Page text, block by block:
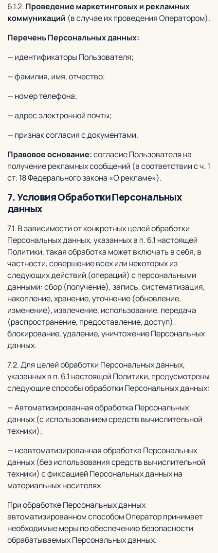
6.1.2. Проведение маркетинговых и рекламных
коммуникаций (в случае их проведения Оператором).
Перечень Персональных данных:
— идентификаторы Пользователя;
— фамилия, имя, отчество;
— номер телефона;
— адрес электронной почты;
— признак согласия с документами.
Правовое основание:согласие Пользователя на
получение рекламных сообщений (в соответствии с ч. 1
ст. 18 Федерального закона «О рекламе»).
7. Условия Обработки Персональных
данных
7.1. В зависимости от конкретных целей обработки
Персональных данных, указанных в п. 6.1 настоящей
Политики, такая обработка может включать в себя, в
частности, совершение всех или некоторых из
следующих действий (операций) с персональными
данными: сбор (получение), запись, систематизация,
накопление, хранение, уточнение (обновление,
изменение), извлечение, использование, передача
(распространение, предоставление, доступ),
блокирование, удаление, уничтожение Персональных
данных.
7.2. Для целей обработки Персональных данных,
указанных в п. 6.1 настоящей Политики, предусмотрены
следующие способы обработки Персональных данных:
— Автоматизированная обработка Персональных
данных (с использованием средств вычислительной
техники);
— неавтоматизированная обработка Персональных
данных (без использования средств вычислительной
техники) с фиксацией Персональных данных на
материальных носителях.
При обработке Персональных данных
автоматизированном способом Оператор принимает
необходимые меры по обеспечению безопасности
обрабатываемых Персональных данных.